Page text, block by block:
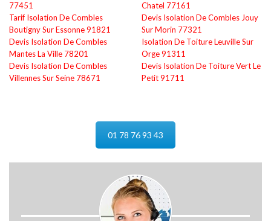
77451
Tarif Isolation De Combles
Boutigny Sur Essonne 91821
Devis Isolation De Combles
Mantes La Ville 78201
Devis Isolation De Combles
Villennes Sur Seine 78671
Chatel 77161
Devis Isolation De Combles Jouy
Sur Morin 77321
Isolation De Toiture Leuville Sur
Orge 91311
Devis Isolation De Toiture Vert Le
Petit 91711
01 78 76 93 43